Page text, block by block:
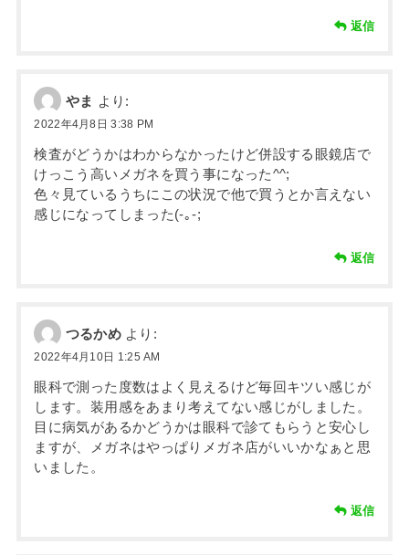
返信
やま より:
2022年4月8日 3:38 PM
検査がどうかはわからなかったけど併設する眼鏡店で
けっこう高いメガネを買う事になった^^;
色々見ているうちにこの状況で他で買うとか言えない
感じになってしまった(-｡-;
返信
つるかめ より:
2022年4月10日 1:25 AM
眼科で測った度数はよく見えるけど毎回キツい感じが
します。装用感をあまり考えてない感じがしました。
目に病気があるかどうかは眼科で診てもらうと安心し
ますが、メガネはやっぱりメガネ店がいいかなぁと思
いました。
返信